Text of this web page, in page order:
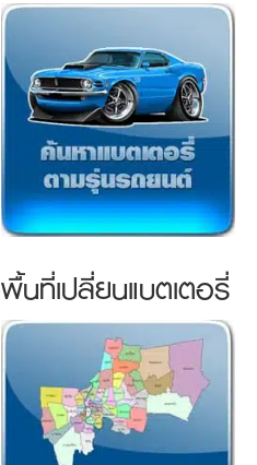
พื้นที่เปลี่ยนแบตเตอรี่